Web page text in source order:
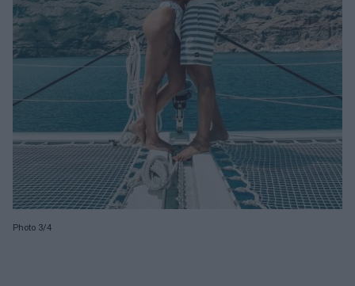
Photo 3/4